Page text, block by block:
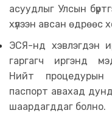
асуудлыг Улсын
хүлээн авсан өдрөөс
ЭСЯ-нд хэвлэгдэн
гаргагч иргэнд
Нийт
паспорт авахад
шаардагддаг болно.